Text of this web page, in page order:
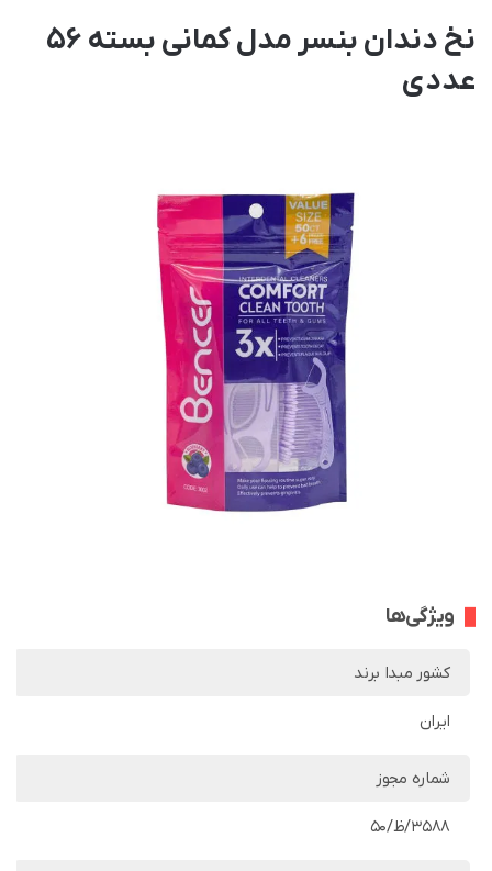
نخ دندان بنسر مدل کمانی بسته 56
عددی
ویژگی‌ها
کشور مبدا برند
ایران
شماره مجوز
3588/ظ/50